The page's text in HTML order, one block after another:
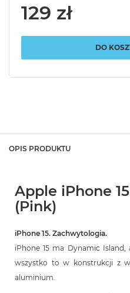
129 zł
DO
OPIS PRODUKTU
Apple iPhone
(Pink)
iPhone 15. Zachwytologia.
iPhone 15 ma Dynamic Island,
wszystko to w konstrukcji z
aluminium.